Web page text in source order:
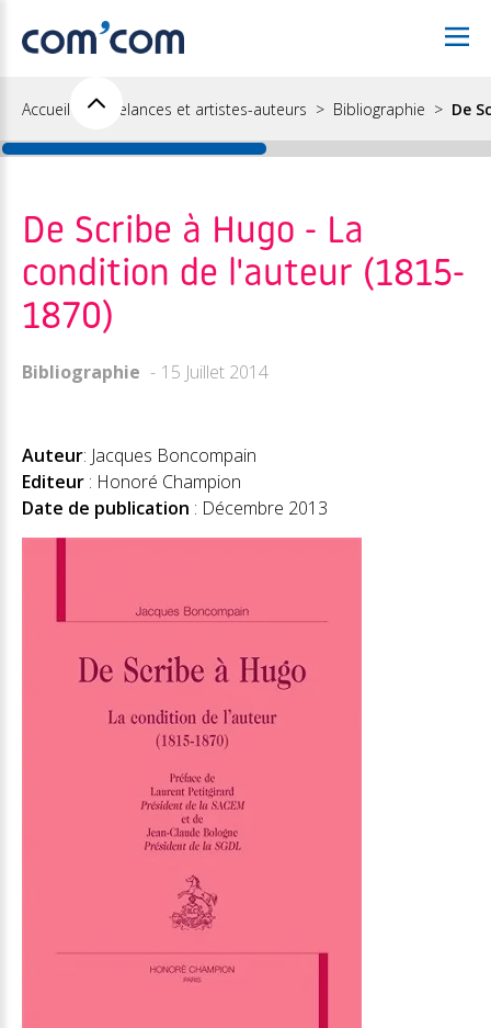
Accueil Freelances et artistes-auteurs Bibliographie De
De Scribe à Hugo - La
condition de l'auteur (1815-
1870)
Bibliographie 15 Juillet 2014
Auteur: Jacques Boncompain
Editeur : Honoré Champion
Date de publication : Décembre 2013